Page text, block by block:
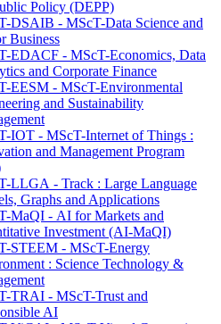
Policy (DEPP)
DSAIB - MScT-Data Science and
Business
EDACF - MScT-Economics, Data
and Corporate Finance
EESM - MScT-Environmental
and Sustainability
IOT - MScT-Internet of Things :
and Management Program
LLGA - Track : Large Language
Graphs and Applications
MaQI - AI for Markets and
Investment (AI-MaQI)
STEEM - MScT-Energy
: Science Technology &
TRAI - MScT-Trust and
AI